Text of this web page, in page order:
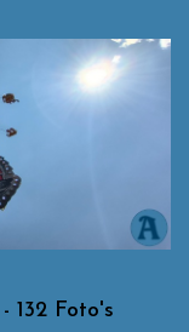
132 Foto's